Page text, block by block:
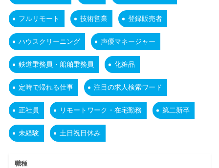
フルリモート 技術営業 登録販売者
ハウスクリーニング 声優マネージャー
鉄道乗務員・船舶乗務員 化粧品
定時で帰れる仕事 注目の求人検索ワード
正社員 リモートワーク・在宅勤務 第二新卒
未経験 土日祝日休み
職種